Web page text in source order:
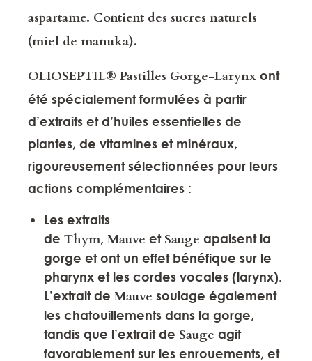
aspartame. Contient des sucres naturels
(miel de manuka).
OLIOSEPTIL® Pastilles Gorge-Larynx ont
été spécialement formulées à partir
d’extraits et d’huiles essentielles de
plantes, de vitamines et minéraux,
rigoureusement sélectionnées pour leurs
actions complémentaires :
Les extraits
de Thym, Mauve et Sauge apaisent la
gorge et ont un effet bénéfique sur le
pharynx et les cordes vocales (larynx).
L’extrait de Mauve soulage également
les chatouillements dans la gorge,
tandis que l’extrait de Sauge agit
favorablement sur les enrouements, et